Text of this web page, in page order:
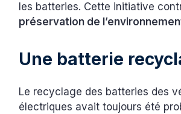
les batteries. Cette initiative
préservation de
Une batterie
Le recyclage des batteries des
électriques avait toujours été